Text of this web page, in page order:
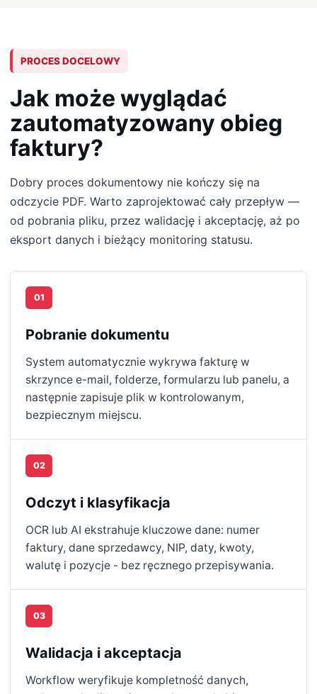
PROCES DOCELOWY
Jak może wyglądać
zautomatyzowany obieg
faktury?
Dobry proces dokumentowy nie kończy się na
odczycie PDF. Warto zaprojektować cały przepływ —
od pobrania pliku, przez walidację i akceptację, aż po
eksport danych i bieżący monitoring statusu.
01
Pobranie dokumentu
System automatycznie wykrywa fakturę w
skrzynce e-mail, folderze, formularzu lub panelu, a
następnie zapisuje plik w kontrolowanym,
bezpiecznym miejscu.
02
Odczyt i klasyfikacja
OCR lub AI ekstrahuje kluczowe dane: numer
faktury, dane sprzedawcy, NIP, daty, kwoty,
walutę i pozycje - bez ręcznego przepisywania.
03
Walidacja i akceptacja
Workflow weryfikuje kompletność danych,